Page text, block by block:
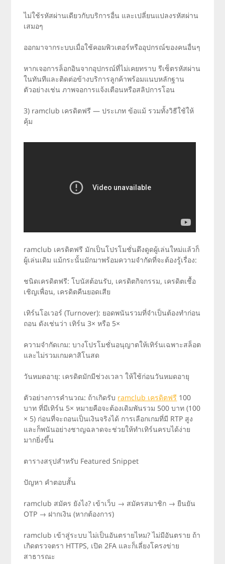
ไม่ใช้รหัสผ่านเดียวกับบริการอื่น และเปลี่ยนแปลงรหัสผ่าน
เสมอๆ
ออกมาจากระบบเมื่อใช้คอมพิวเตอร์หรืออุปกรณ์ของคนอื่นๆ
หากเจอการล็อกอินจากอุปกรณ์ที่ไม่เคยทราบ รีเซ็ตรหัสผ่าน
ในทันทีและติดต่อข้างบริการลูกค้าพร้อมแนบหลักฐาน
ตัวอย่างเช่น ภาพจอการแจ้งเตือนหรือสลิปการโอน
3) ramclub เครดิตฟรี — ประเภท ข้อแม้ รวมทั้งวิธีใช้ให้
คุ้ม
ramclub เครดิตฟรี มักเป็นโปรโมชั่นดึงดูดผู้เล่นใหม่แล้วก็
ผู้เล่นเดิม แม้กระนั้นมักมาพร้อมความจำกัดที่จะต้องรู้เรื่อง:
ชนิดเครดิตฟรี: โบนัสต้อนรับ, เครดิตกิจกรรม, เครดิตเชื้อ
เชิญเพื่อน, เครดิตคืนยอดเสีย
เทิร์นโอเวอร์ (Turnover): ยอดพนันรวมที่จำเป็นต้องทำก่อน
ถอน ดังเช่นว่า เทิร์น 3× หรือ 5×
ความจำกัดเกม: บางโปรโมชั่นอนุญาตให้เทิร์นเฉพาะสล็อต
และไม่รวมเกมคาสิโนสด
วันหมดอายุ: เครดิตมักมีช่วงเวลา ให้ใช้ก่อนวันหมดอายุ
ตัวอย่างการคำนวณ: ถ้าเกิดรับ ramclub เครดิตฟรี 100
บาท ที่มีเทิร์น 5× หมายคือจะต้องเดิมพันรวม 500 บาท (100
× 5) ก่อนที่จะถอนเป็นเงินจริงได้ การเลือกเกมที่มี RTP สูง
และก็พนันอย่างชาญฉลาดจะช่วยให้ทำเทิร์นครบได้ง่าย
มากยิ่งขึ้น
ตารางสรุปสำหรับ Featured Snippet
ปัญหา คำตอบสั้น
ramclub สมัคร ยังไง? เข้าเว็บ → สมัครสมาชิก → ยืนยัน
OTP → ฝากเงิน (หากต้องการ)
ramclub เข้าสู่ระบบ ไม่เป็นอันตรายไหม? ไม่มีอันตราย ถ้า
เกิดตรวจตรา HTTPS, เปิด 2FA และก็เลี่ยงโครงข่าย
สาธารณะ